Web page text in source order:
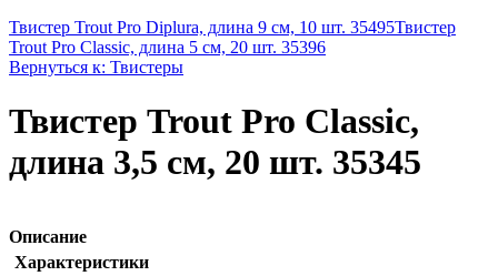
Твистер Trout Pro Diplura, длина 9 см, 10 шт. 35495Твистер
Trout Pro Classic, длина 5 см, 20 шт. 35396
Вернуться к: Твистеры
Твистер Trout Pro Classic,
длина 3,5 см, 20 шт. 35345
Описание
Характеристики